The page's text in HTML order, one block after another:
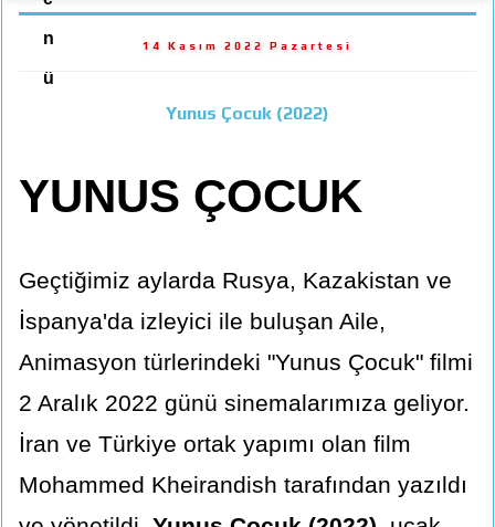
n
ü
14 Kasım 2022 Pazartesi
Yunus Çocuk (2022)
YUNUS ÇOCUK
Geçtiğimiz aylarda Rusya, Kazakistan ve
İspanya'da izleyici ile buluşan Aile,
Animasyon türlerindeki "Yunus Çocuk" filmi
2 Aralık 2022 günü sinemalarımıza geliyor.
İran ve Türkiye ortak yapımı olan film
Mohammed Kheirandish tarafından yazıldı